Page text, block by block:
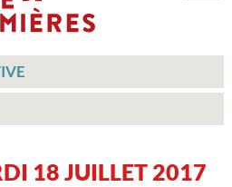
18 JUILLET 2017